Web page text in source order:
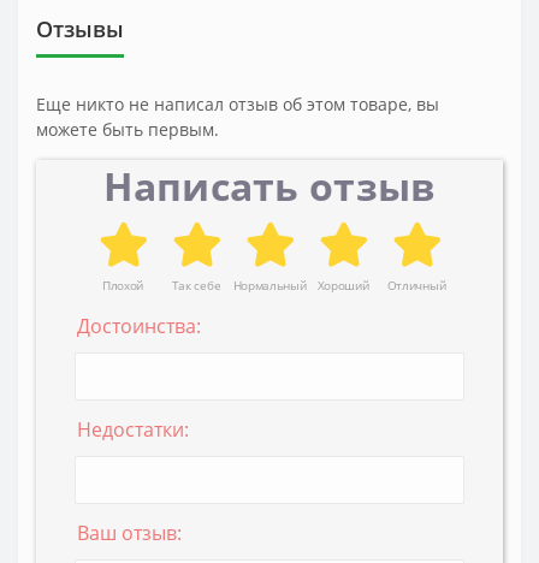
Отзывы
Еще никто не написал отзыв об этом товаре, вы
можете быть первым.
Написать отзыв
Плохой Так себе Нормальный Хороший Отличный
Достоинства:
Недостатки:
Ваш отзыв: